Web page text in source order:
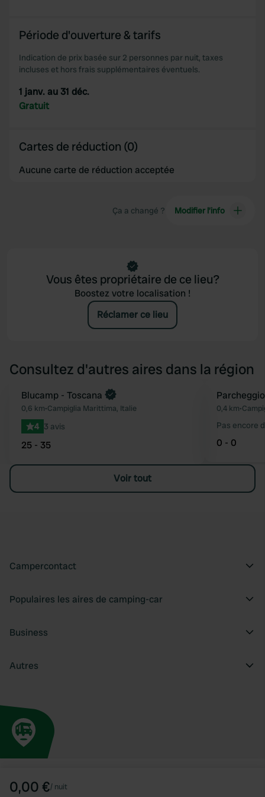
0,00 €/ nuit
Période d'ouverture & tarifs
Indication de prix basée sur 2 personnes par nuit, taxes
incluses et hors frais supplémentaires éventuels.
1 janv. au 31 déc.
Gratuit
Cartes de réduction (0)
Aucune carte de réduction acceptée
Ça a changé ? Modifier l’info
Vous êtes propriétaire de ce lieu?
Boostez votre localisation !
Réclamer ce lieu
Consultez d'autres aires dans la région
Préféré
Blucamp - Toscana
0,6 km•Campiglia Marittima, Italie
4 3 avis
25 - 35
0,4 km•
Pas encore
0 - 0
Voir tout
Campercontact
Populaires les aires de camping-car
Business
Autres